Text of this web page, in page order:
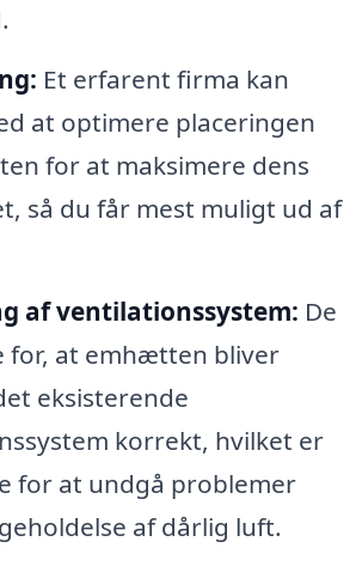
Et erfarent firma kan
at optimere placeringen
for at maksimere dens
så du får mest muligt ud af
af ventilationssystem: De
for, at emhætten bliver
eksisterende
korrekt, hvilket er
for at undgå problemer
af dårlig luft.